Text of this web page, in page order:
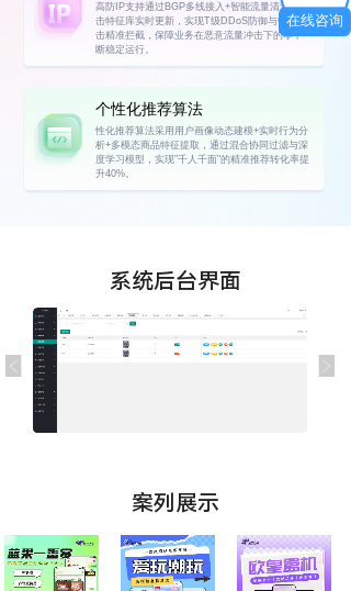
高防IP支持通过BGP多线接入+智能流量清洗+攻
击特征库实时更新，实现T级DDoS防御与CC攻
击精准拦截，保障业务在恶意流量冲击下的零中
断稳定运行。
个性化推荐算法
性化推荐算法采用用户画像动态建模+实时行为分
析+多模态商品特征提取，通过混合协同过滤与深
度学习模型，实现"千人千面"的精准推荐转化率提
升40%。
系统后台界面
案列展示
在线咨询